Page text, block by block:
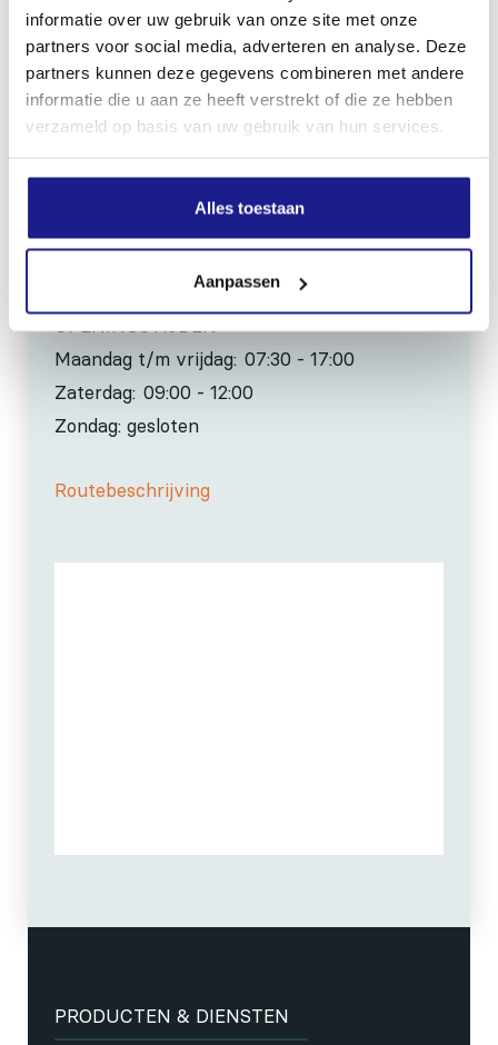
informatie over uw gebruik van onze site met onze
partners voor social media, adverteren en analyse. Deze
partners kunnen deze gegevens combineren met andere
informatie die u aan ze heeft verstrekt of die ze hebben
verzameld op basis van uw gebruik van hun services.
Alles toestaan
Aanpassen
8801 RD Franeker
0517-396800
info@mechanisatiefraneker.nl
OPENINGSTIJDEN
Maandag t/m vrijdag: 07:30 - 17:00
Zaterdag: 09:00 - 12:00
Zondag: gesloten
Routebeschrijving
PRODUCTEN & DIENSTEN